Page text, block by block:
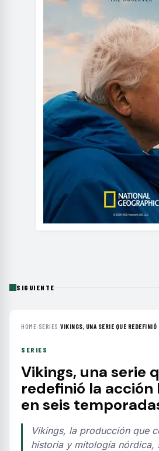
SIGUIENTE
HOME› SERIES ›VIKINGS, UNA SERIE QUE
SERIES
Vikings, una serie
redefinió la acción
en seis
Vikings, la producción que
historia y mitología nórdica,